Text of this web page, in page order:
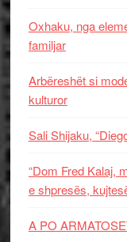
Oxhaku, nga
familjar
Arbëreshët si
kulturor
Sali Shijaku,
“Dom Fred Kalaj,
e shpresës,
A PO